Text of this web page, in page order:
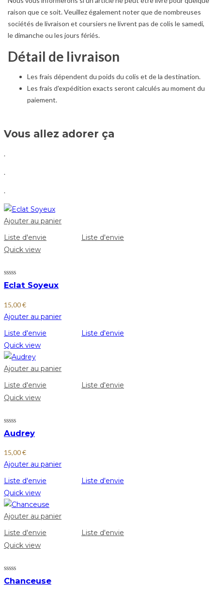
raison que ce soit. Veuillez également noter que de nombreuses
sociétés de livraison et coursiers ne livrent pas de colis le samedi,
le dimanche ou les jours fériés.
Détail de livraison
Les frais dépendent du poids du colis et de la destination.
Les frais d'expédition exacts seront calculés au moment du
paiement.
Vous allez adorer ça
.
.
.
Ajouter au panier
Liste d'envie
Liste d'envie
Quick view
Eclat Soyeux
15,00€
Ajouter au panier
Liste d'envie
Liste d'envie
Quick view
Ajouter au panier
Liste d'envie
Liste d'envie
Quick view
Audrey
15,00€
Ajouter au panier
Liste d'envie
Liste d'envie
Quick view
Ajouter au panier
Liste d'envie
Liste d'envie
Quick view
Chanceuse